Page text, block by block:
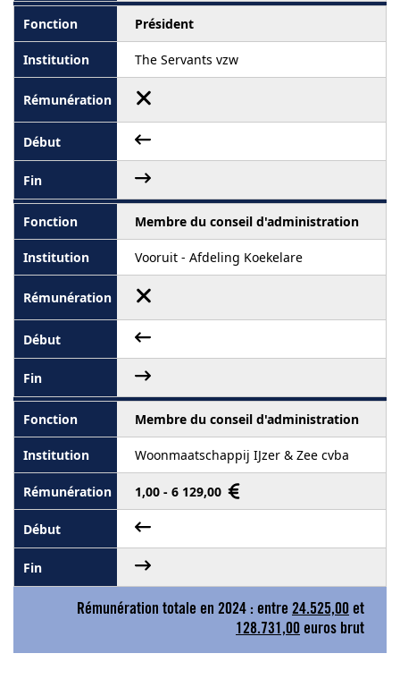
Président
The Servants vzw
Membre du conseil d'administration
Vooruit - Afdeling Koekelare
Membre du conseil d'administration
Woonmaatschappij IJzer & Zee cvba
1,00 - 6 129,00
Rémunération totale en 2024 : entre 24.525,00 et
128.731,00 euros brut